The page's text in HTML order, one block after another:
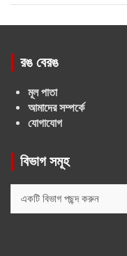
রঙ বেরঙ
মূল পাতা
আমাদের সম্পর্কে
যোগাযোগ
বিভাগ সমূহ